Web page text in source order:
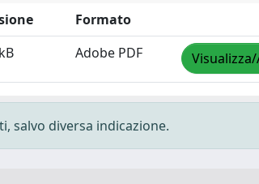
Formato
Adobe PDF
salvo diversa indicazione.